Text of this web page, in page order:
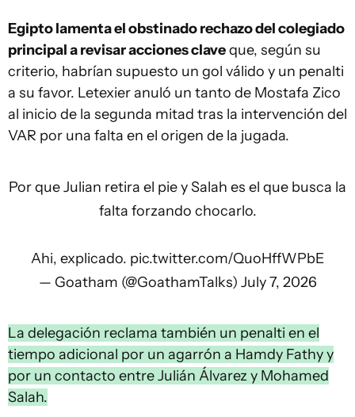
Egipto lamenta el obstinado rechazo del colegiado
principal a revisar acciones claveque, según su
criterio, habrían supuesto un gol válido y un penalti
a su favor. Letexier anuló un tanto de Mostafa Zico
al inicio de la segunda mitad tras la intervención del
VAR por una falta en el origen de la jugada.
Por que Julian retira el pie y Salah es el que busca la
falta forzando chocarlo.
Ahi, explicado. pic.twitter.com/QuoHffWPbE
— Goatham (@GoathamTalks) July 7, 2026
La delegación reclama también un penalti en el
tiempo adicional por un agarrón a Hamdy Fathy y
por un contacto entre Julián Álvarez y Mohamed
Salah.